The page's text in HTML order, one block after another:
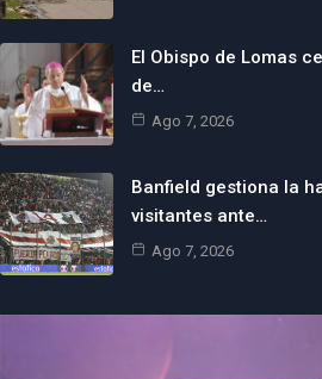
El Obispo de Lomas
de…
Ago 7, 2026
Banfield gestiona la
visitantes ante…
Ago 7, 2026